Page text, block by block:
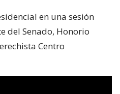
en una sesión
del Senado, Honorio
Centro